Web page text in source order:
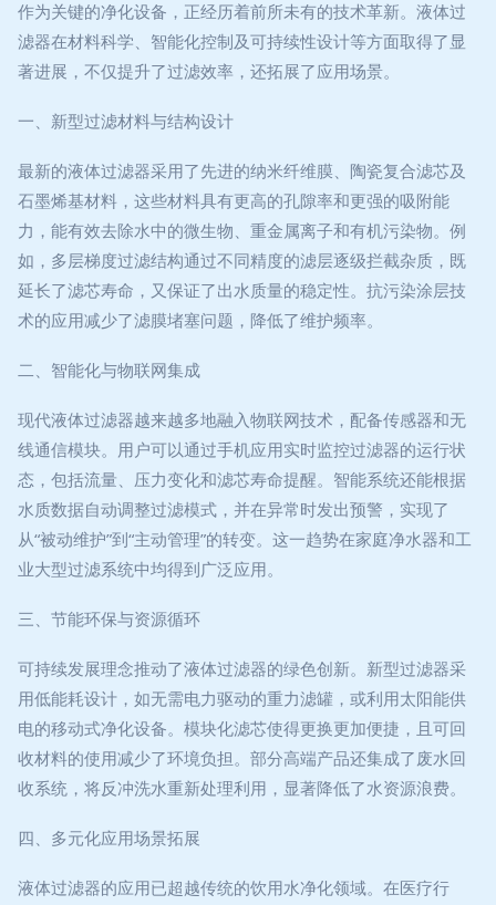
作为关键的净化设备，正经历着前所未有的技术革新。液体过
滤器在材料科学、智能化控制及可持续性设计等方面取得了显
著进展，不仅提升了过滤效率，还拓展了应用场景。
一、新型过滤材料与结构设计
最新的液体过滤器采用了先进的纳米纤维膜、陶瓷复合滤芯及
石墨烯基材料，这些材料具有更高的孔隙率和更强的吸附能
力，能有效去除水中的微生物、重金属离子和有机污染物。例
如，多层梯度过滤结构通过不同精度的滤层逐级拦截杂质，既
延长了滤芯寿命，又保证了出水质量的稳定性。抗污染涂层技
术的应用减少了滤膜堵塞问题，降低了维护频率。
二、智能化与物联网集成
现代液体过滤器越来越多地融入物联网技术，配备传感器和无
线通信模块。用户可以通过手机应用实时监控过滤器的运行状
态，包括流量、压力变化和滤芯寿命提醒。智能系统还能根据
水质数据自动调整过滤模式，并在异常时发出预警，实现了
从“被动维护”到“主动管理”的转变。这一趋势在家庭净水器和工
业大型过滤系统中均得到广泛应用。
三、节能环保与资源循环
可持续发展理念推动了液体过滤器的绿色创新。新型过滤器采
用低能耗设计，如无需电力驱动的重力滤罐，或利用太阳能供
电的移动式净化设备。模块化滤芯使得更换更加便捷，且可回
收材料的使用减少了环境负担。部分高端产品还集成了废水回
收系统，将反冲洗水重新处理利用，显著降低了水资源浪费。
四、多元化应用场景拓展
液体过滤器的应用已超越传统的饮用水净化领域。在医疗行